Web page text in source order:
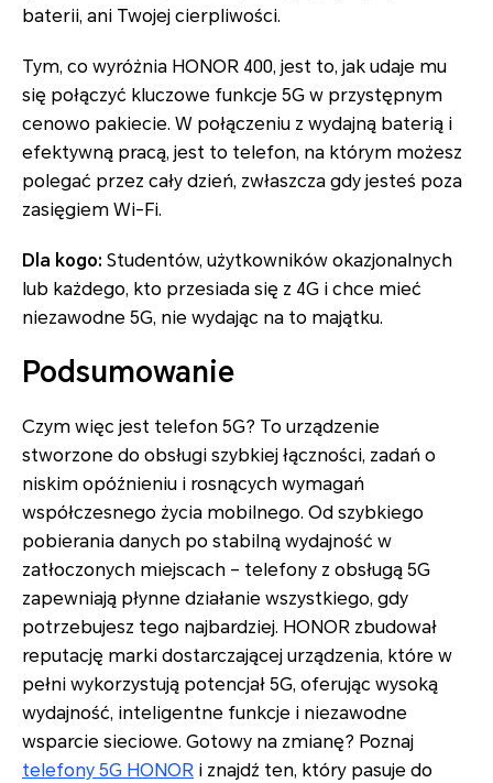
baterii, ani Twojej cierpliwości.
Tym, co wyróżnia HONOR 400, jest to, jak udaje mu
się połączyć kluczowe funkcje 5G w przystępnym
cenowo pakiecie. W połączeniu z wydajną baterią i
efektywną pracą, jest to telefon, na którym możesz
polegać przez cały dzień, zwłaszcza gdy jesteś poza
zasięgiem Wi-Fi.
Dla kogo: Studentów, użytkowników okazjonalnych
lub każdego, kto przesiada się z 4G i chce mieć
niezawodne 5G, nie wydając na to majątku.
Podsumowanie
Czym więc jest telefon 5G? To urządzenie
stworzone do obsługi szybkiej łączności, zadań o
niskim opóźnieniu i rosnących wymagań
współczesnego życia mobilnego. Od szybkiego
pobierania danych po stabilną wydajność w
zatłoczonych miejscach – telefony z obsługą 5G
zapewniają płynne działanie wszystkiego, gdy
potrzebujesz tego najbardziej. HONOR zbudował
reputację marki dostarczającej urządzenia, które w
pełni wykorzystują potencjał 5G, oferując wysoką
wydajność, inteligentne funkcje i niezawodne
wsparcie sieciowe. Gotowy na zmianę? Poznaj
telefony 5G HONOR i znajdź ten, który pasuje do